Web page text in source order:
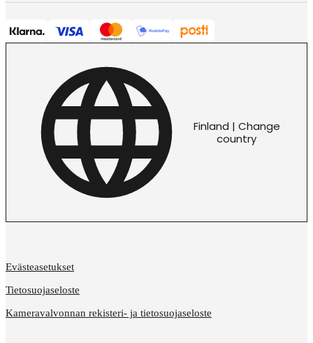
Finland | Change
country
Evästeasetukset
Tietosuojaseloste
Kameravalvonnan rekisteri- ja tietosuojaseloste